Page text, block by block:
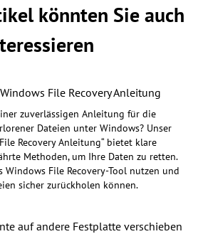
könnten Sie auch
File Recovery Anleitung
zuverlässigen Anleitung für die
Dateien unter Windows? Unser
Recovery Anleitung“ bietet klare
Methoden, um Ihre Daten zu retten.
Windows File Recovery-Tool nutzen und
sicher zurückholen können.
auf andere Festplatte verschieben